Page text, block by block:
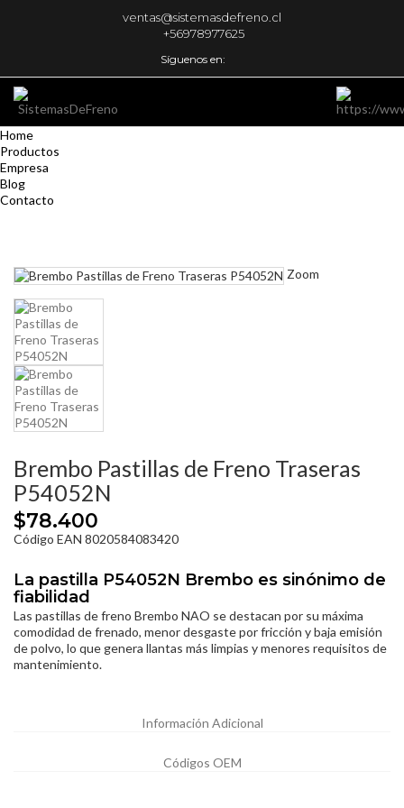
ventas@sistemasdefreno.cl
+56978977625
Síguenos en:
Home
Productos
Empresa
Blog
Contacto
Zoom
Brembo Pastillas de Freno Traseras
P54052N
$78.400
Código EAN 8020584083420
La pastilla P54052N Brembo es sinónimo de
fiabilidad
Las pastillas de freno Brembo NAO se destacan por su máxima
comodidad de frenado, menor desgaste por fricción y baja emisión
de polvo, lo que genera llantas más limpias y menores requisitos de
mantenimiento.
Información Adicional
Códigos OEM